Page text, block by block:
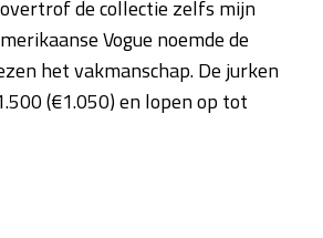
de collectie zelfs mijn
Vogue noemde de
het vakmanschap. De jurken
(€1.050) en lopen op tot